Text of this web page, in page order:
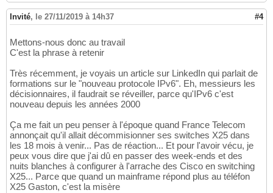
Invité, le 27/11/2019 à 14h37 #4
Mettons-nous donc au travail
C'est la phrase à retenir
Très récemment, je voyais un article sur LinkedIn qui parlait de
formations sur le "nouveau protocole IPv6". Eh, messieurs les
décisionnaires, il faudrait se réveiller, parce qu'IPv6 c'est
nouveau depuis les années 2000
Ça me fait un peu penser à l'époque quand France Telecom
annonçait qu'il allait décommisionner ses switches X25 dans
les 18 mois à venir... Pas de réaction... Et pour l'avoir vécu, je
peux vous dire que j'ai dû en passer des week-ends et des
nuits blanches à configurer à l'arrache des Cisco en switching
X25... Parce que quand un mainframe répond plus au téléfon
X25 Gaston, c'est la misère